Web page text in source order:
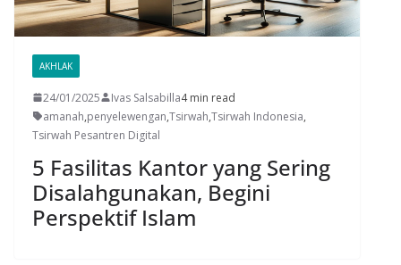
AKHLAK
24/01/2025 Ivas Salsabilla4 min read
amanah,penyelewengan,Tsirwah,Tsirwah Indonesia,
Tsirwah Pesantren Digital
5 Fasilitas Kantor yang Sering
Disalahgunakan, Begini
Perspektif Islam